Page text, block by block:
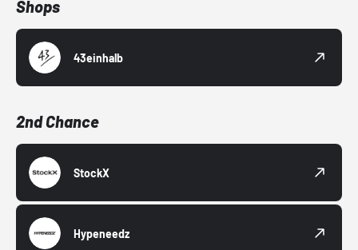
Shops
43einhalb
2nd Chance
StockX
Hypeneedz